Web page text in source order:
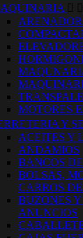
 
MOTORES
Y
ACEITES Y
ANDAMIOS
BANCOS
BOLSAS,
CARROS
BUZONES
ANUNCIOS